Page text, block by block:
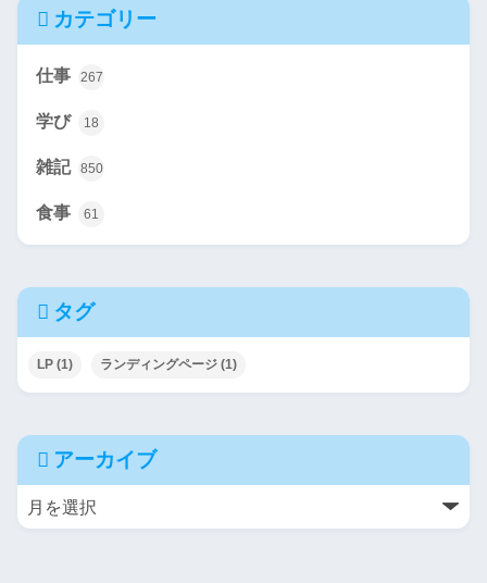
カテゴリー
仕事 267
学び 18
雑記 850
食事 61
タグ
LP (1) ランディングページ (1)
アーカイブ